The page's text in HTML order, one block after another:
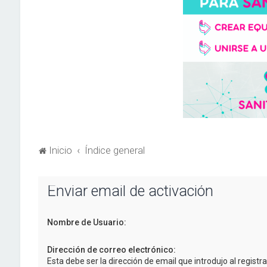
Inicio Índice general
Enviar email de activación
Nombre de Usuario:
Dirección de correo electrónico:
Esta debe ser la dirección de email que introdujo al